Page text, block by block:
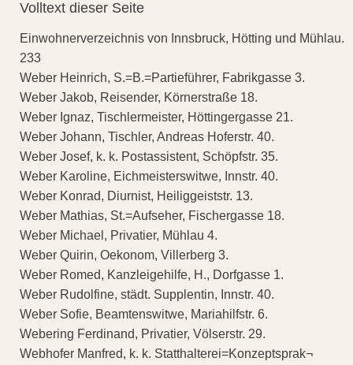
Volltext dieser Seite
Einwohnerverzeichnis von Innsbruck, Hötting und Mühlau.
233
Weber Heinrich, S.=B.=Partieführer, Fabrikgasse 3.
Weber Jakob, Reisender, Körnerstraße 18.
Weber Ignaz, Tischlermeister, Höttingergasse 21.
Weber Johann, Tischler, Andreas Hoferstr. 40.
Weber Josef, k. k. Postassistent, Schöpfstr. 35.
Weber Karoline, Eichmeisterswitwe, Innstr. 40.
Weber Konrad, Diurnist, Heiliggeiststr. 13.
Weber Mathias, St.=Aufseher, Fischergasse 18.
Weber Michael, Privatier, Mühlau 4.
Weber Quirin, Oekonom, Villerberg 3.
Weber Romed, Kanzleigehilfe, H., Dorfgasse 1.
Weber Rudolfine, städt. Supplentin, Innstr. 40.
Weber Sofie, Beamtenswitwe, Mariahilfstr. 6.
Webering Ferdinand, Privatier, Völserstr. 29.
Webhofer Manfred, k. k. Statthalterei=Konzeptsprak¬